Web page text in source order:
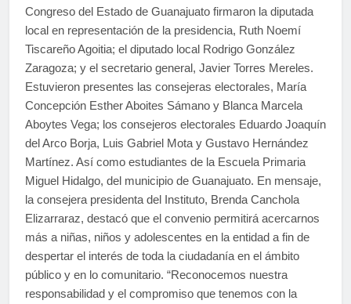
Congreso del Estado de Guanajuato firmaron la diputada
local en representación de la presidencia, Ruth Noemí
Tiscareño Agoitia; el diputado local Rodrigo González
Zaragoza; y el secretario general, Javier Torres Mereles.
Estuvieron presentes las consejeras electorales, María
Concepción Esther Aboites Sámano y Blanca Marcela
Aboytes Vega; los consejeros electorales Eduardo Joaquín
del Arco Borja, Luis Gabriel Mota y Gustavo Hernández
Martínez. Así como estudiantes de la Escuela Primaria
Miguel Hidalgo, del municipio de Guanajuato. En mensaje,
la consejera presidenta del Instituto, Brenda Canchola
Elizarraraz, destacó que el convenio permitirá acercarnos
más a niñas, niños y adolescentes en la entidad a fin de
despertar el interés de toda la ciudadanía en el ámbito
público y en lo comunitario. “Reconocemos nuestra
responsabilidad y el compromiso que tenemos con la